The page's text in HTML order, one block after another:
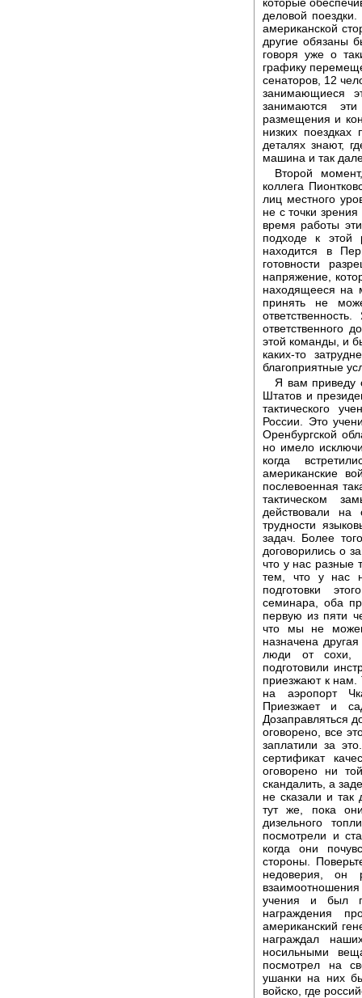
деловой
американской
другие обязаны
говоря уже о
графику
сенаторов, 12
занимающиеся
занимаются
размещения и
низких
деталях знают,
машина и так
Второй
коллега
лиц местного
не с точки
время работы
подходе к этой
находится в
готовности
напряжение,
находящееся на
принять не
ответственного
этой команды, и
каких-то
благоприятные
Я вам приведу
Штатов и
тактического
России. Это
Оренбургской
но имело
когда
американские
послевоенная
тактическом
действовали
трудности
задач. Более
договорились о
что у нас разные
тем, что у нас
подготовки
семинара, оба
первую из пяти
что мы не
назначена
люди от сохи,
подготовили
приезжают к нам.
на аэропорт
Приезжает и
Дозаправляться
оговорено, все
заплатили за
сертификат
оговорено ни
скандалить, а
не сказали и так
тут же, пока
дизельного
посмотрели и
когда они
стороны.
недоверия, он
учения и был
награждения
американский
награждал
носильными
посмотрел на
ушанки на них
войско, где